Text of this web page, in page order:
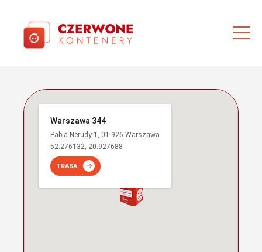
Warszawa 344
Pabla Nerudy 1, 01-926 Warszawa
52.276132, 20.927688
TRASA